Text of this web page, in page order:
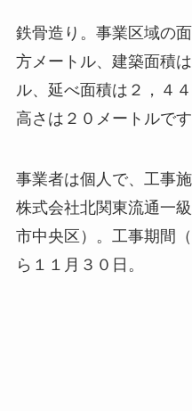
鉄骨造り。事業区域の
方メートル、建築面積
ル、延べ面積は２，４
高さは２０メートルです
事業者は個人で、工事
株式会社北関東流通一
市中央区）。工事期間
ら１１月３０日。